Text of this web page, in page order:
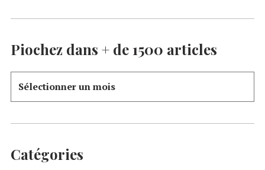
Piochez dans + de 1500 articles
Catégories